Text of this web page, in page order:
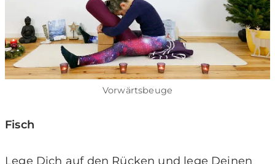
Vorwärtsbeuge
Fisch
Lege Dich auf den Rücken und lege Deinen